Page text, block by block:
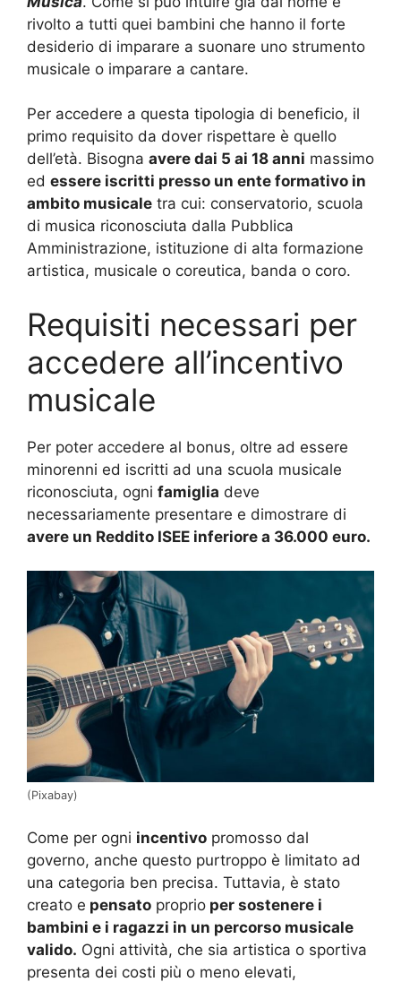
rivolto a tutti quei bambini che hanno il forte
desiderio di imparare a suonare uno strumento
musicale o imparare a cantare.
Per accedere a questa tipologia di beneficio, il
primo requisito da dover rispettare è quello
dell’età. Bisogna avere dai 5 ai 18 anni massimo
ed essere iscritti presso un ente formativo in
ambito musicale tra cui: conservatorio, scuola
di musica riconosciuta dalla Pubblica
Amministrazione, istituzione di alta formazione
artistica, musicale o coreutica, banda o coro.
Requisiti necessari per
accedere all’incentivo
musicale
Per poter accedere al bonus, oltre ad essere
minorenni ed iscritti ad una scuola musicale
riconosciuta, ogni famiglia deve
necessariamente presentare e dimostrare di
avere un Reddito ISEE inferiore a 36.000 euro.
(Pixabay)
Come per ogni incentivo promosso dal
governo, anche questo purtroppo è limitato ad
una categoria ben precisa. Tuttavia, è stato
creato e pensato proprio per sostenere i
bambini e i ragazzi in un percorso musicale
valido. Ogni attività, che sia artistica o sportiva
presenta dei costi più o meno elevati,